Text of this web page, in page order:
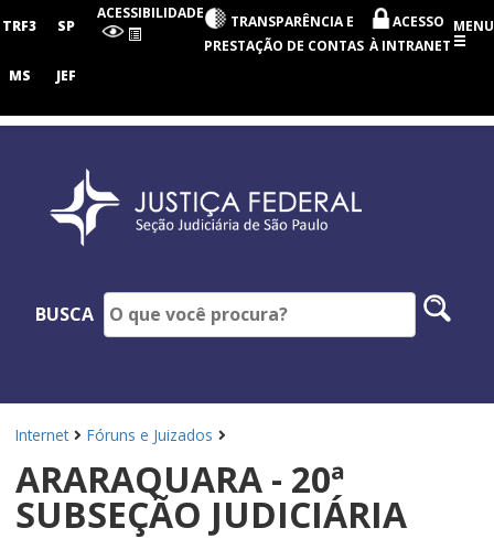
Judiciária
Paulo
TRF3 SP
MS JEF
ACESSIBILIDADE
TRANSPARÊNCIA E
PRESTAÇÃO DE CONTAS
ACESSO
À INTRANET
MENU
BUSCA
Internet Fóruns e Juizados
ARARAQUARA - 20ª
SUBSEÇÃO JUDICIÁRIA